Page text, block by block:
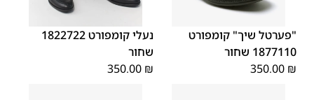
41
42
43
44
"פערטל שיך" קומפורט
1877110 שחור
350.00 ₪
39
40
43
44
נעלי קומפורט 1822722
שחור
350.00 ₪